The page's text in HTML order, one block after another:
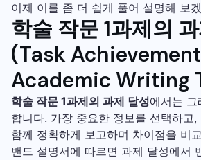
이제 이를 좀 더 쉽게 풀어 설명해 보
학술 작문 1과제의
(Task
Academic Writing
학술 작문 1과제의 과제 달성에서는 그
합니다. 가장 중요한 정보를 선택하고
함께 정확하게 보고하며 차이점을 비
밴드 설명서에 따르면 과제 달성에서